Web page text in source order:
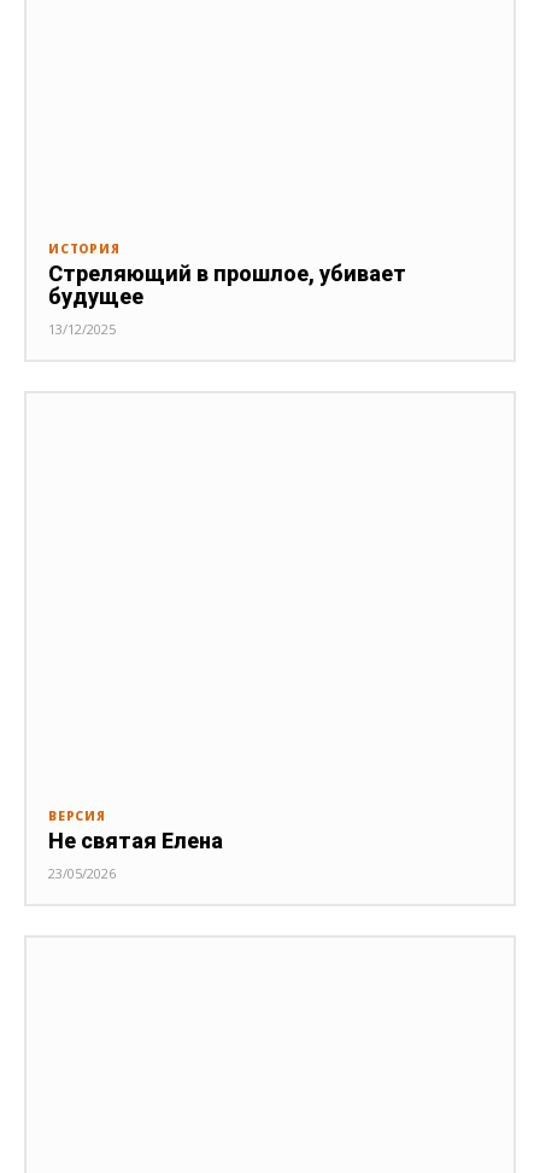
ИСТОРИЯ
Стреляющий в прошлое, убивает
будущее
13/12/2025
ВЕРСИЯ
Не святая Елена
23/05/2026